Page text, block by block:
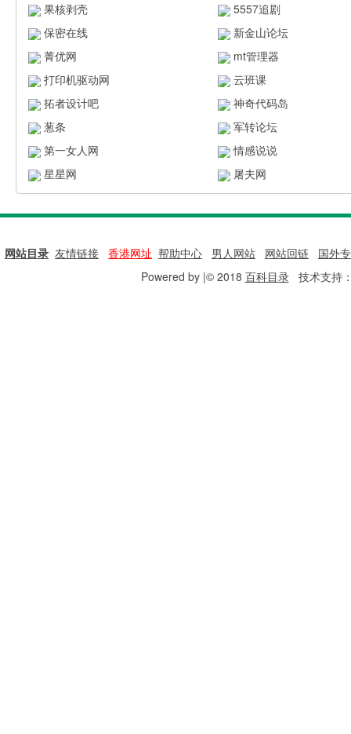
果核剥壳
5557追剧
保密在线
新金山论坛
菁优网
mt管理器
打印机驱动网
云班课
拓者设计吧
神奇代码岛
葱条
军转论坛
第一女人网
情感说说
星星网
屠夫网
网站目录 友情链接 香港网址 帮助中心 男人网站 网站回链
国外
Powered by |© 2018 百科目录技术支持